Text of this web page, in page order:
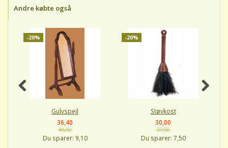
Andre købte også
-20%
Gulvspejl
36,40
45,50
Du sparer: 9,10
-20%
Støvkost
30,00
37,50
Du sparer: 7,50